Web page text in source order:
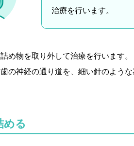
治療を行います。
め物を取り外して治療を行います。
の神経の通り道を、細い針のよう
る